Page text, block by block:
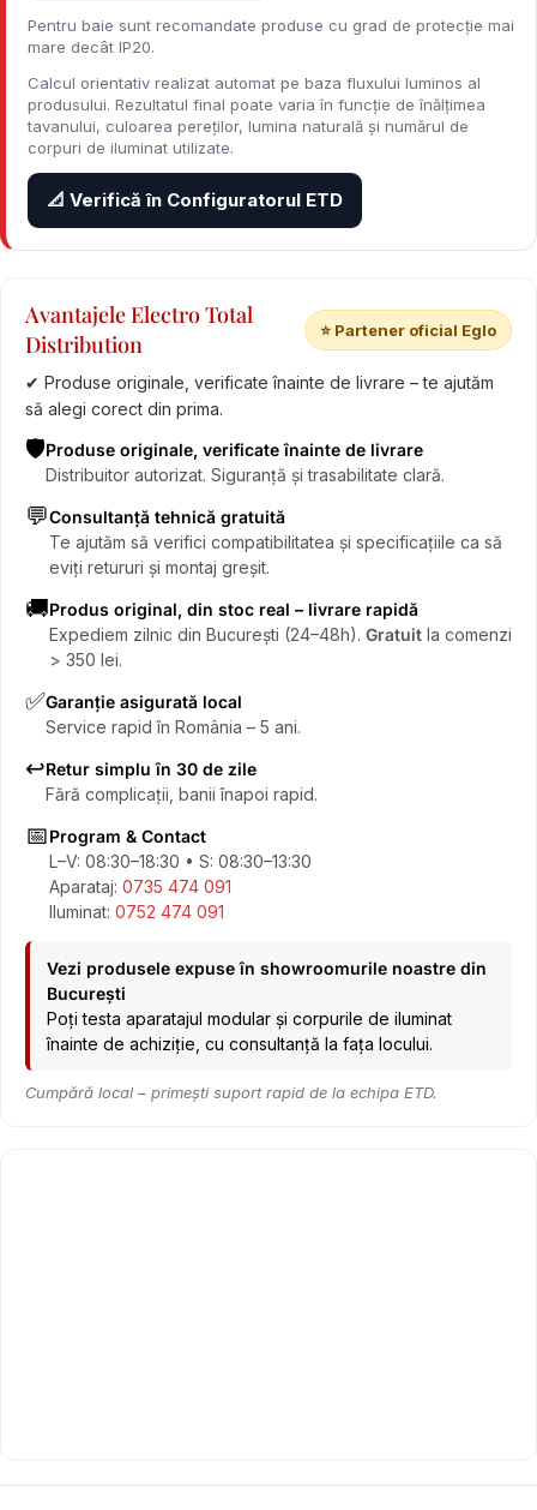
Pentru baie sunt recomandate produse cu grad de protecție mai
mare decât IP20.
Calcul orientativ realizat automat pe baza fluxului luminos al
produsului. Rezultatul final poate varia în funcție de înălțimea
tavanului, culoarea pereților, lumina naturală și numărul de
corpuri de iluminat utilizate.
📐 Verifică în Configuratorul ETD
Avantajele Electro Total
Distribution
⭐ Partener oficial Eglo
✔ Produse originale, verificate înainte de livrare – te ajutăm
să alegi corect din prima.
🛡️Produse originale, verificate înainte de livrare
Distribuitor autorizat. Siguranță și trasabilitate clară.
💬Consultanță tehnică gratuită
Te ajutăm să verifici compatibilitatea și specificațiile ca să
eviți retururi și montaj greșit.
🚚Produs original, din stoc real – livrare rapidă
Expediem zilnic din București (24–48h). Gratuit la comenzi
> 350 lei.
✅Garanție asigurată local
Service rapid în România – 5 ani.
↩️Retur simplu în 30 de zile
Fără complicații, banii înapoi rapid.
📅Program & Contact
L–V: 08:30–18:30 • S: 08:30–13:30
Aparataj: 0735 474 091
Iluminat: 0752 474 091
Vezi produsele expuse în showroomurile noastre din
București
Poți testa aparatajul modular și corpurile de iluminat
înainte de achiziție, cu consultanță la fața locului.
Cumpără local – primești suport rapid de la echipa ETD.